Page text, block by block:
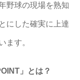
野球の現場を熟知
にした確実に上達
ます。
」とは？